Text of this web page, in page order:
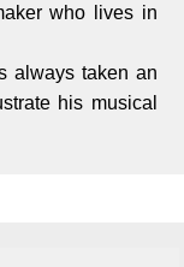
who lives in
always taken an
his musical